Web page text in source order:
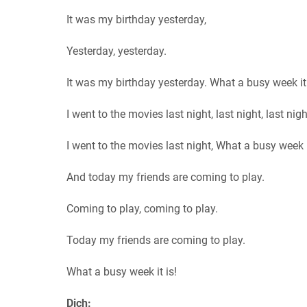
It was my birthday yesterday,
Yesterday, yesterday.
It was my birthday yesterday. What a busy week
I went to the movies last night, last night, last
I went to the movies last night, What a busy week
And today my friends are coming to play.
Coming to play, coming to play.
Today my friends are coming to play.
What a busy week it is!
Dịch: